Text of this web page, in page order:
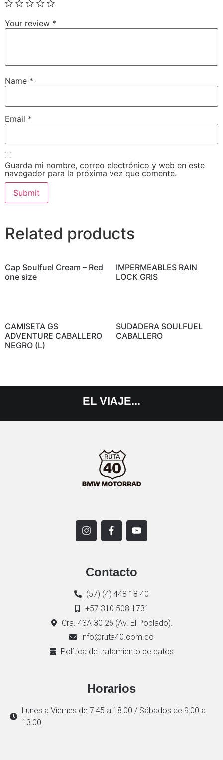
Your review *
Name *
Email *
Guarda mi nombre, correo electrónico y web en este
navegador para la próxima vez que comente.
Related products
Cap Soulfuel Cream – Red
one size
IMPERMEABLES RAIN
LOCK GRIS
CAMISETA GS
ADVENTURE CABALLERO
NEGRO (L)
SUDADERA SOULFUEL
CABALLERO
EL VIAJE...
Contacto
(57) (4) 448 18 40
+57 310 508 1731
Cra. 43A 30 26 (Av. El Poblado).
info@ruta40.com.co
Política de tratamiento de datos
Horarios
Lunes a Viernes de 7:45 a 18:00 / Sábados de 9:00 a
13:00.